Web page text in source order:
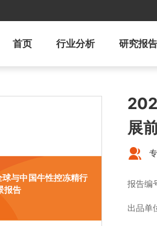
首页 行业分析 研究报告
与中国牛性控冻精行
报告
展
报告编
出品单